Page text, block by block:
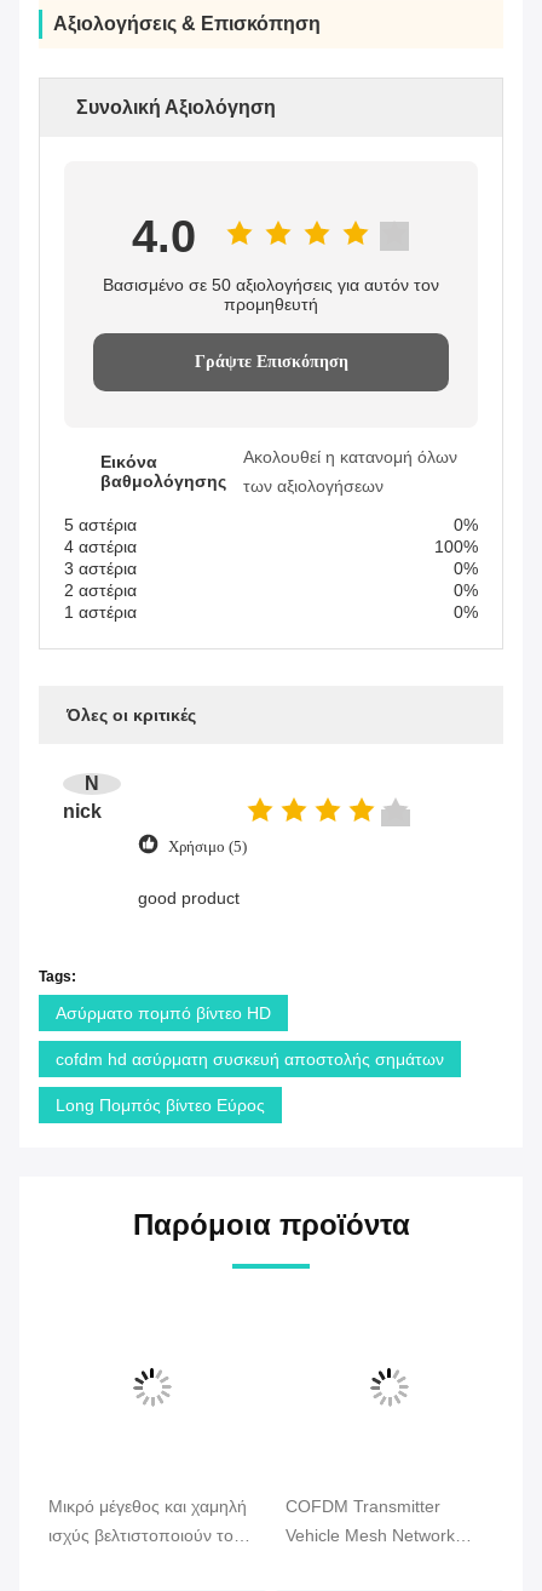
Αξιολογήσεις & Επισκόπηση
Συνολική Αξιολόγηση
4.0
Βασισμένο σε 50 αξιολογήσεις για αυτόν τον
προμηθευτή
Γράψτε Επισκόπηση
Εικόνα
βαθμολόγησης
Ακολουθεί η κατανομή όλων
των αξιολογήσεων
5 αστέρια
0%
4 αστέρια
100%
3 αστέρια
0%
2 αστέρια
0%
1 αστέρια
0%
Όλες οι κριτικές
N
nick
Χρήσιμο (5)
good product
Tags:
Ασύρματο πομπό βίντεο HD
cofdm hd ασύρματη συσκευή αποστολής σημάτων
Long Πομπός βίντεο Εύρος
Παρόμοια προϊόντα
Μικρό μέγεθος και χαμηλή
ισχύς βελτιστοποιούν το
COFDM Transmitter
Vehicle Mesh Network